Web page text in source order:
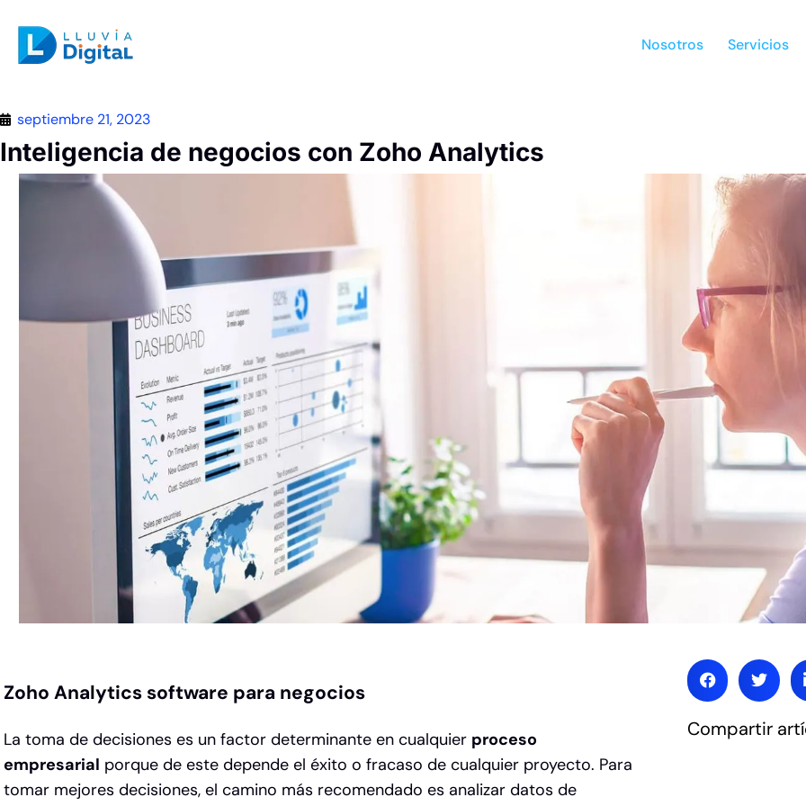
Nosotros Servicios
septiembre 21, 2023
Inteligencia de negocios con Zoho Analytics
Zoho Analytics software para negocios
La toma de decisiones es un factor determinante en cualquier proceso
empresarial porque de este depende el éxito o fracaso de cualquier proyecto. Para
tomar mejores decisiones, el camino más recomendado es analizar datos de
Compartir